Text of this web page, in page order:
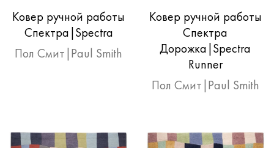
Ковер ручной работы
Спектра|Spectra
Пол Смит|Paul Smith
Ковер ручной работы
Спектра
Дорожка|Spectra
Runner
Пол Смит|Paul Smith